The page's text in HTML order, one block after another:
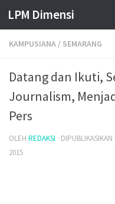
Skip to content
LPM Dimensi
KAMPUSIANA / SEMARANG
Datang dan Ikuti,
Journalism,
Pers
OLEH REDAKSI · DIPUBLIKASIKAN
2015